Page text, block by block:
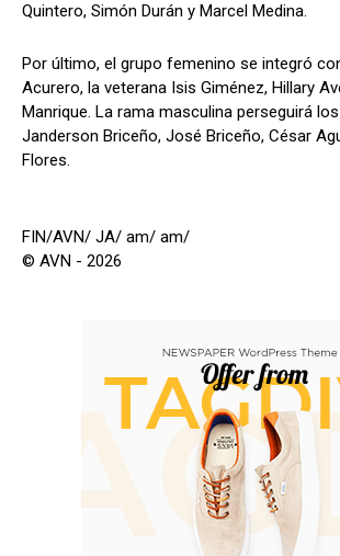
Quintero, Simón Durán y Marcel Medina.
Por último, el grupo femenino se integró
Acurero, la veterana Isis Giménez, Hillary
Manrique. La rama masculina perseguirá
Janderson Briceño, José Briceño, César
Flores.
FIN/AVN/ JA/ am/ am/
© AVN - 2026